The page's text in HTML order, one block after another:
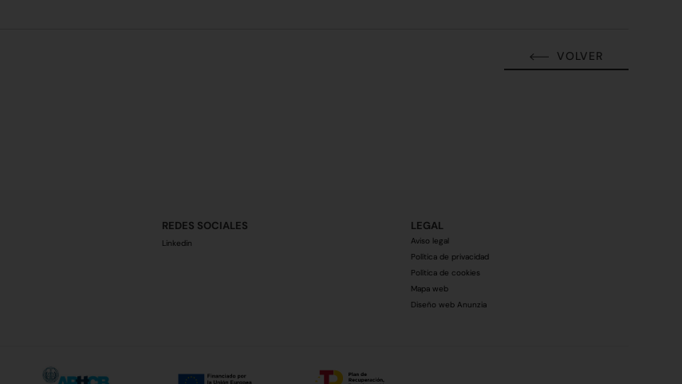
VOLVER
REDES SOCIALES
Linkedin
LEGAL
Aviso legal
Política de privacidad
Política de cookies
Mapa web
Diseño web Anunzia